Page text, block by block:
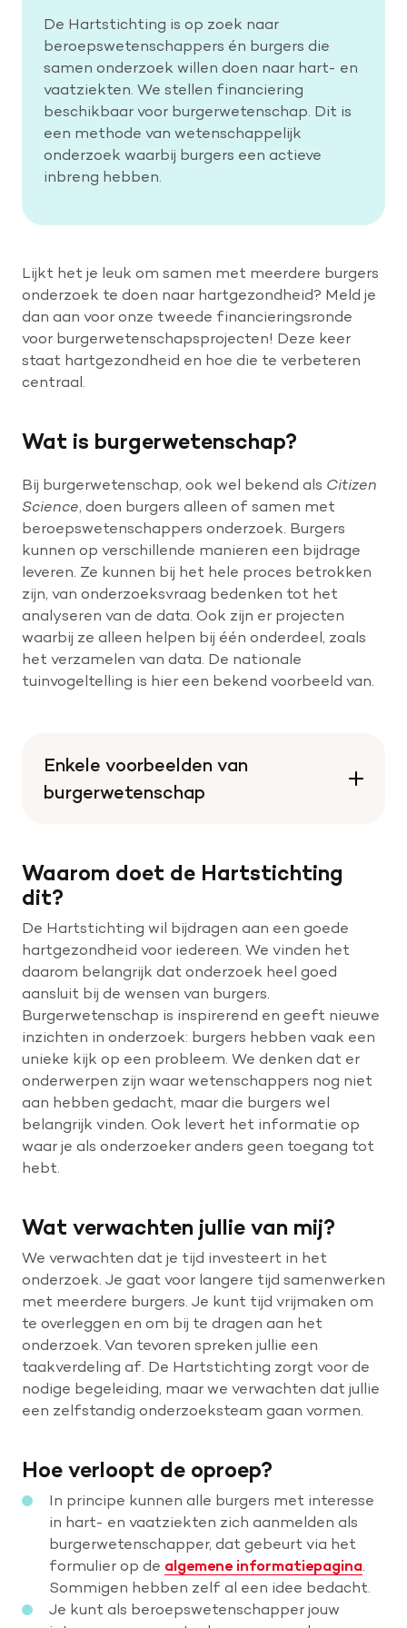
De Hartstichting is op zoek naar
beroepswetenschappers én burgers die
samen onderzoek willen doen naar hart- en
vaatziekten. We stellen financiering
beschikbaar voor burgerwetenschap. Dit is
een methode van wetenschappelijk
onderzoek waarbij burgers een actieve
inbreng hebben.
Lijkt het je leuk om samen met meerdere burgers
onderzoek te doen naar hartgezondheid? Meld je
dan aan voor onze tweede financieringsronde
voor burgerwetenschapsprojecten! Deze keer
staat hartgezondheid en hoe die te verbeteren
centraal.
Wat is burgerwetenschap?
Bij burgerwetenschap, ook wel bekend als Citizen
Science, doen burgers alleen of samen met
beroepswetenschappers onderzoek. Burgers
kunnen op verschillende manieren een bijdrage
leveren. Ze kunnen bij het hele proces betrokken
zijn, van onderzoeksvraag bedenken tot het
analyseren van de data. Ook zijn er projecten
waarbij ze alleen helpen bij één onderdeel, zoals
het verzamelen van data. De nationale
tuinvogeltelling is hier een bekend voorbeeld van.
Enkele voorbeelden van
burgerwetenschap
Waarom doet de Hartstichting
dit?
De Hartstichting wil bijdragen aan een goede
hartgezondheid voor iedereen. We vinden het
daarom belangrijk dat onderzoek heel goed
aansluit bij de wensen van burgers.
Burgerwetenschap is inspirerend en geeft nieuwe
inzichten in onderzoek: burgers hebben vaak een
unieke kijk op een probleem. We denken dat er
onderwerpen zijn waar wetenschappers nog niet
aan hebben gedacht, maar die burgers wel
belangrijk vinden. Ook levert het informatie op
waar je als onderzoeker anders geen toegang tot
hebt.
Wat verwachten jullie van mij?
We verwachten dat je tijd investeert in het
onderzoek. Je gaat voor langere tijd samenwerken
met meerdere burgers. Je kunt tijd vrijmaken om
te overleggen en om bij te dragen aan het
onderzoek. Van tevoren spreken jullie een
taakverdeling af. De Hartstichting zorgt voor de
nodige begeleiding, maar we verwachten dat jullie
een zelfstandig onderzoeksteam gaan vormen.
Hoe verloopt de oproep?
In principe kunnen alle burgers met interesse
in hart- en vaatziekten zich aanmelden als
burgerwetenschapper, dat gebeurt via het
formulier op de algemene informatiepagina
Sommigen hebben zelf al een idee bedacht.
Je kunt als beroepswetenschapper jouw